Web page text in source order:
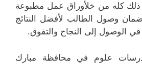
ذلك كله من خلأوراق عمل مطبوعة
وصول الطالب لأفضل النتائج
الوصول إلى النجاح والتفوق.
علوم في محافظة مبارك